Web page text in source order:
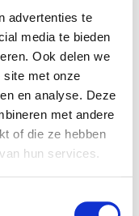
advertenties te
media te bieden
Ook delen we
site met onze
en analyse. Deze
met andere
of die ze hebben
hun services.
zijn een
en hoofd-
van Alphen,
dr. Pim
Peter Lohuis. Van
dr. Michiel van
maakt wel